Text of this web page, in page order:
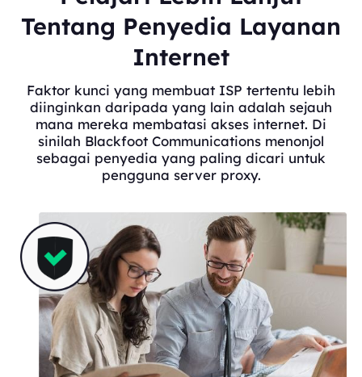
Tentang Penyedia Layanan
Internet
Faktor kunci yang membuat ISP tertentu lebih
diinginkan daripada yang lain adalah sejauh
mana mereka membatasi akses internet. Di
sinilah Blackfoot Communications menonjol
sebagai penyedia yang paling dicari untuk
pengguna server proxy.